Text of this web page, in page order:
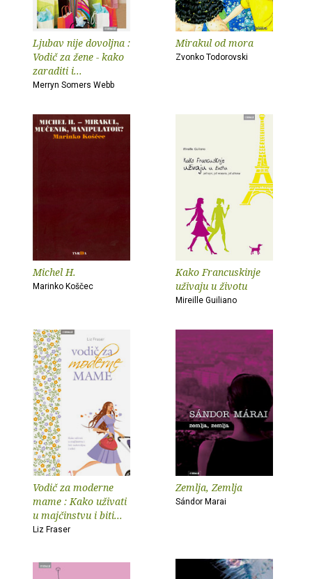
Ljubav nije dovoljna :
Vodič za žene - kako
zaraditi i...
Merryn Somers Webb
Mirakul od mora
Zvonko Todorovski
Michel H.
Marinko Koščec
Kako Francuskinje
uživaju u životu
Mireille Guiliano
Vodič za moderne
mame : Kako uživati
u majčinstvu i biti...
Liz Fraser
Zemlja, Zemlja
Sándor Marai